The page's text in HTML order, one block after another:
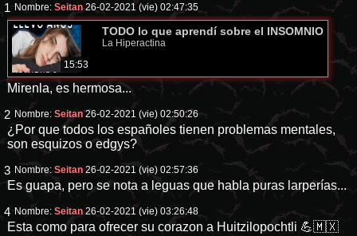
1 Nombre:Seitan 26-02-2021 (vie) 02:47:35
15:53
TODO lo que aprendí sobre el INSOMNIO
La Hiperactina
Mirenla, es hermosa...
2 Nombre:Seitan 26-02-2021 (vie) 02:50:26
¿Por que todos los españoles tienen problemas mentales,
son esquizos o edgys?
3 Nombre:Seitan 26-02-2021 (vie) 02:57:36
Es guapa, pero se nota a leguas que habla puras larperías...
4 Nombre:Seitan 26-02-2021 (vie) 03:26:48
Esta como para ofrecer su corazon a Huitzilopochtli 💪🇲🇽